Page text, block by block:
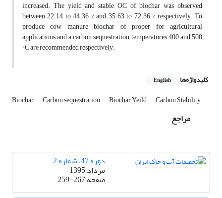
increased. The yield and stable OC of biochar was observed
between 22.14 to 44.36 % and 35.63 to 72.36 % respectively. To
produce cow manure biochar of proper for agricultural
applications and a carbon sequestration, temperatures 400 and 500
◦C are recommended respectively.
کلیدواژه‌ها English
Biochar Carbon sequestration Biochar Yeild Carbon Stability
مراجع
دوره 47، شماره 2
مرداد 1395
صفحه259-267